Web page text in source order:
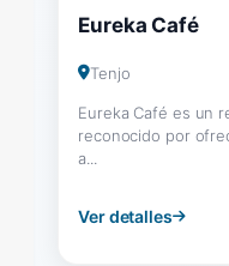
Eureka Café
Tenjo
Eureka Café es un
reconocido por
a...
Ver detalles